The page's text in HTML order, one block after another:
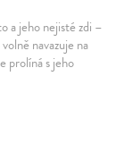
a jeho nejisté zdi –
navazuje na
prolíná s jeho